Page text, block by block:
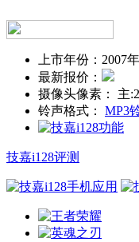
上市年份： 2007年
最新报价：
摄像头像素：
主
铃声格式：
MP3
技嘉i128评测